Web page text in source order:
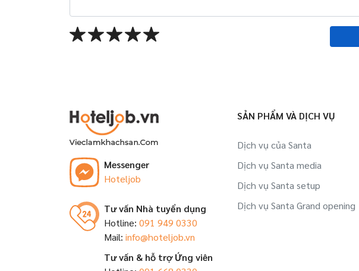
Messenger
Hoteljob
Tư vấn Nhà tuyển dụng
Hotline: 091 949 0330
Mail: info@hoteljob.vn
Tư vấn & hỗ trợ Ứng viên
SẢN PHẨM VÀ DỊCH VỤ
Dịch vụ của Santa
Dịch vụ Santa media
Dịch vụ Santa setup
Dịch vụ Santa Grand opening